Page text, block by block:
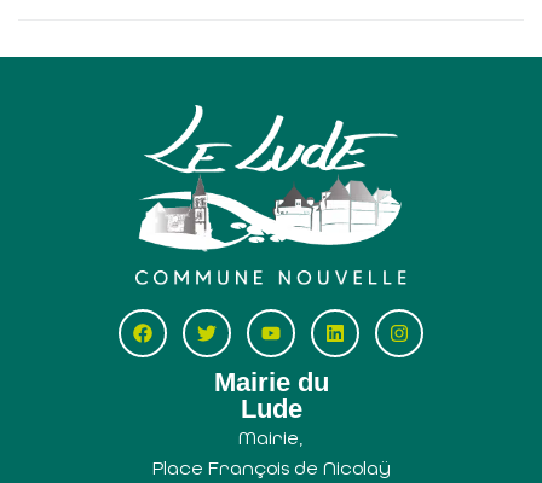
Mairie du
Lude
Mairie,
Place François de Nicolaÿ